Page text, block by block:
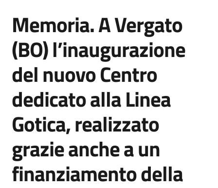
Risorse
Agenzia
di
informazione
e
comunicazione
Seguici
su
Salta al contenuto
Memoria. A Vergato
(BO) l’inaugurazione
del nuovo Centro
dedicato alla Linea
Gotica, realizzato
grazie anche a un
finanziamento della